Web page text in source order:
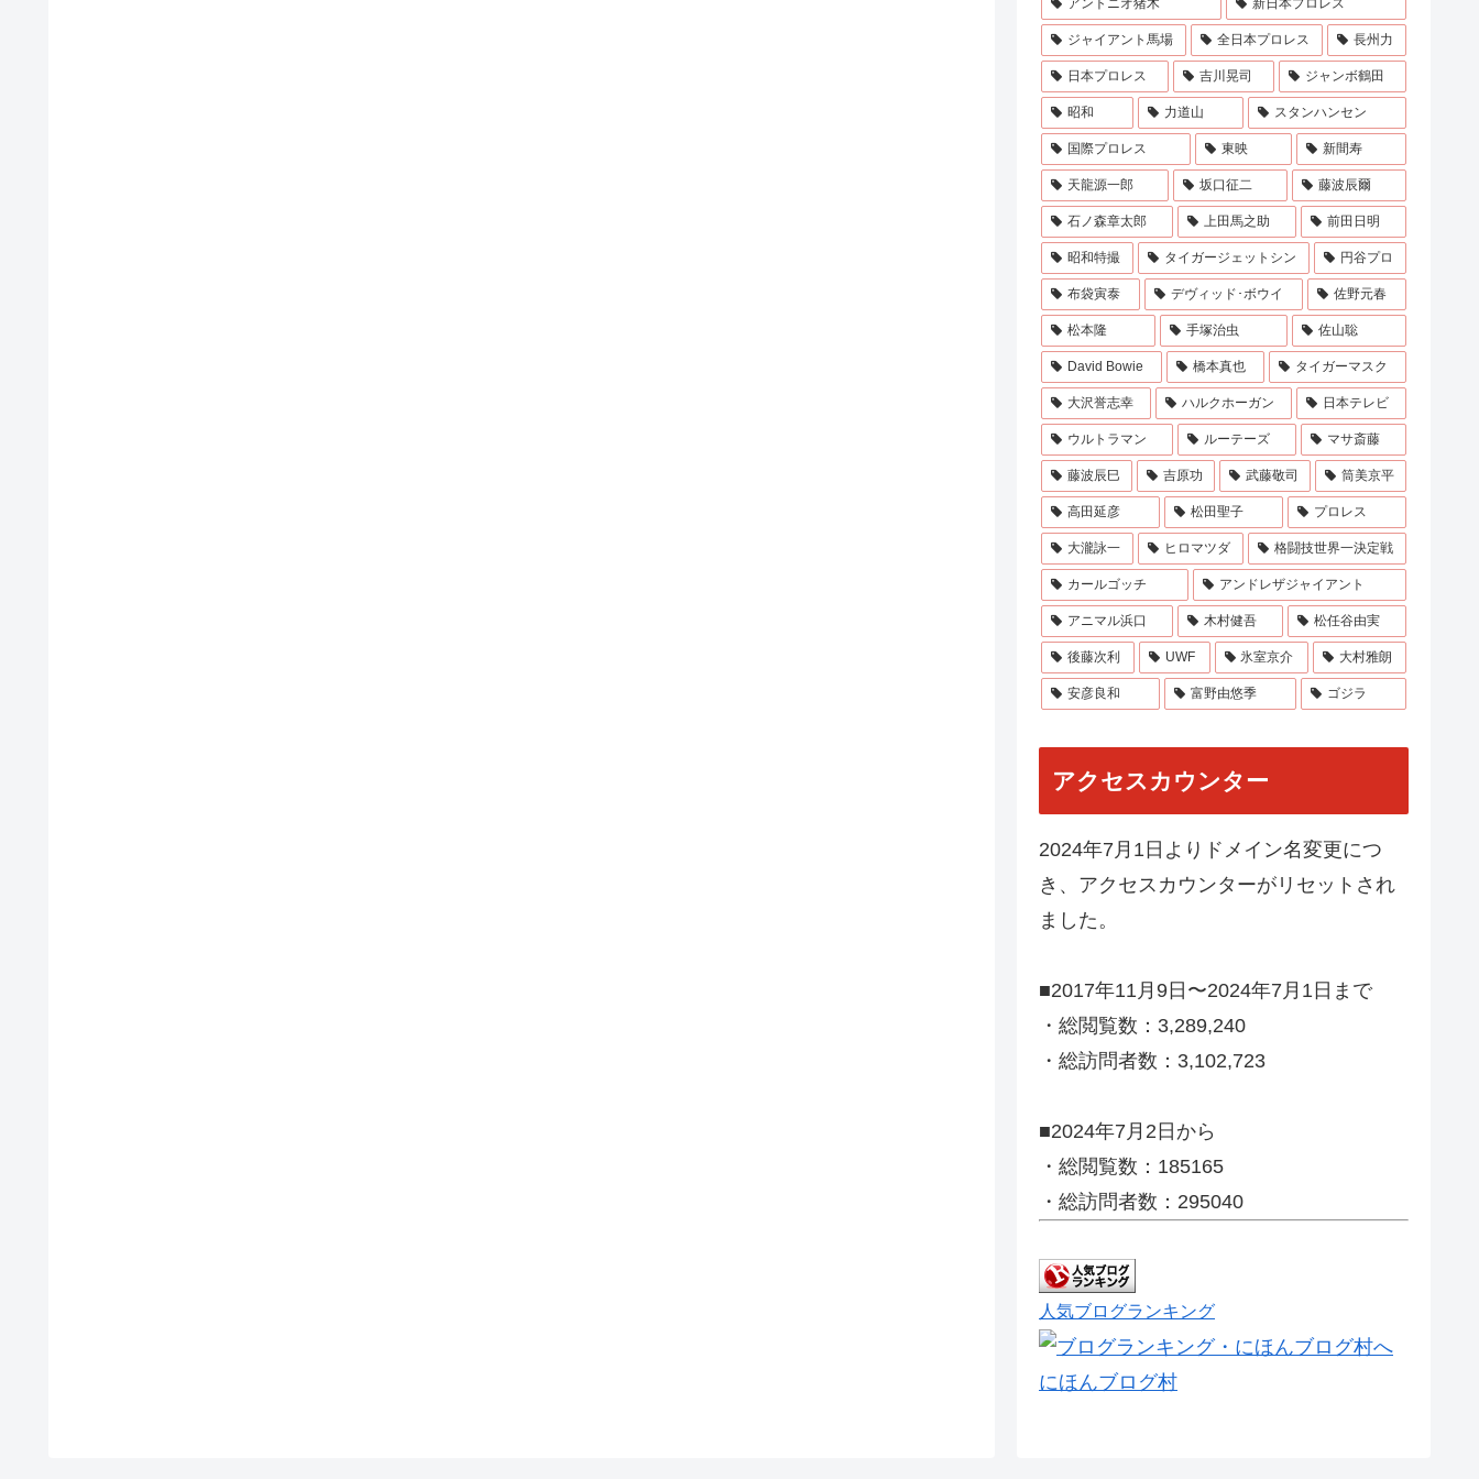
ジャイアント馬場 全日本プロレス 長州力
日本プロレス 吉川晃司 ジャンボ鶴田
昭和 力道山 スタンハンセン
国際プロレス 東映 新間寿
天龍源一郎 坂口征二 藤波辰爾
石ノ森章太郎 上田馬之助 前田日明
昭和特撮 タイガージェットシン 円谷プロ
布袋寅泰 デヴィッド･ボウイ 佐野元春
松本隆 手塚治虫 佐山聡
David Bowie 橋本真也 タイガーマスク
大沢誉志幸 ハルクホーガン 日本テレビ
ウルトラマン ルーテーズ マサ斎藤
藤波辰巳 吉原功 武藤敬司 筒美京平
高田延彦 松田聖子 プロレス
大瀧詠一 ヒロマツダ 格闘技世界一決定戦
カールゴッチ アンドレザジャイアント
アニマル浜口 木村健吾 松任谷由実
後藤次利 UWF 氷室京介 大村雅朗
安彦良和 富野由悠季 ゴジラ
アクセスカウンター
2024年7月1日よりドメイン名変更につ
き、アクセスカウンターがリセットされ
ました。
■2017年11月9日〜2024年7月1日まで
・総閲覧数：3,289,240
・総訪問者数：3,102,723
■2024年7月2日から
・総閲覧数：185165
・総訪問者数：295040
人気ブログランキング
にほんブログ村